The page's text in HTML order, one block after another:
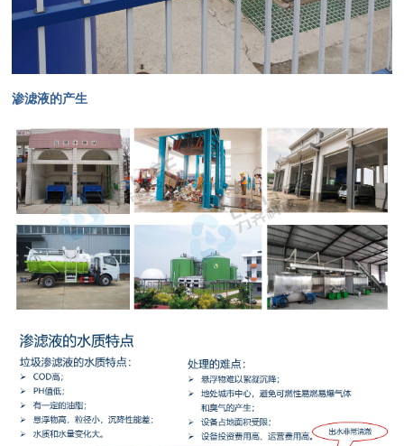
渗滤液的产生